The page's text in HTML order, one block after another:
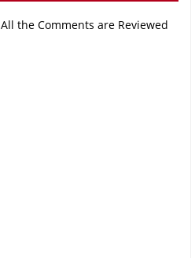
the Comments are Reviewed